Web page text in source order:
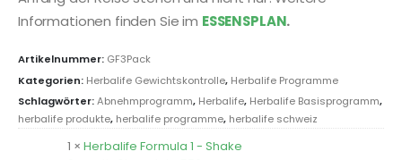
Informationen finden Sie im ESSENSPLAN.
Artikelnummer: GF3Pack
Kategorien: Herbalife Gewichtskontrolle, Herbalife Programme
Schlagwörter:Abnehmprogramm, Herbalife, Herbalife Basisprogramm,
herbalife produkte, herbalife programme, herbalife schweiz
1 × Herbalife Formula 1 - Shake